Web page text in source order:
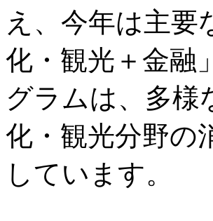
え、今年は主要
化・観光＋金融
グラムは、多様
化・観光分野の
しています。